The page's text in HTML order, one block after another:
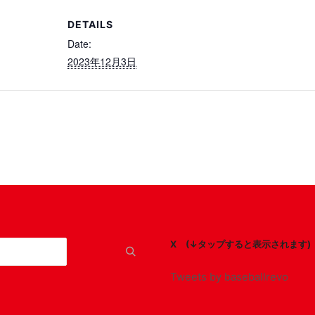
DETAILS
Date:
2023年12月3日
X (↓タップすると表示されます)
Tweets by baseballrevo